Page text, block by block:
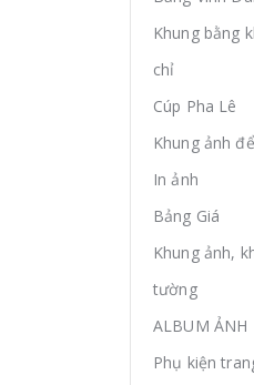
Khung bằng
chỉ
Cúp Pha Lê
Khung ảnh
In ảnh
Bảng Giá
Khung ảnh,
tường
ALBUM ẢNH
Phụ kiện